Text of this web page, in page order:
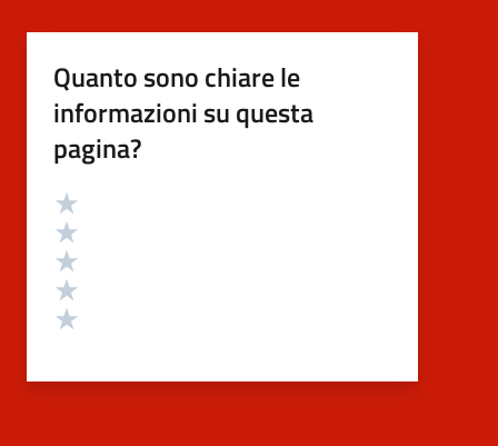
Quanto sono chiare le
informazioni su questa
pagina?
Valutazione